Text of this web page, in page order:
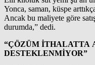
Yonca, saman, küspe
Ancak bu maliyete göre
durumda,” dedi.
“ÇÖZÜM İTHALATTA
DESTEKLENMİYOR”